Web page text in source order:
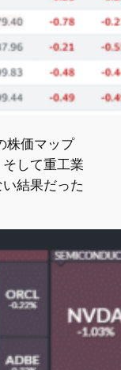
株価マップ
して重工業
結果だった